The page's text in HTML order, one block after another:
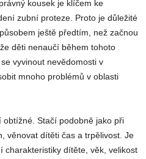
kousek je klíčem ke
zubní proteze. Proto je důležité
ještě předtím, než začnou
děti nenaučí během tohoto
vyvinout nevědomosti v
mnoho problémů v oblasti
Stačí podobně jako při
věnovat dítěti čas a trpělivost. Je
charakteristiky dítěte, věk, velikost